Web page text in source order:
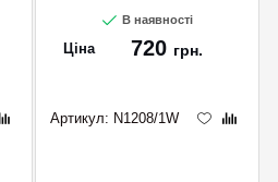
В наявності
Ціна 720 грн.
Артикул: N1208/1W